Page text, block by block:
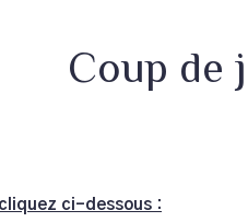
Coup de
ci-dessous :